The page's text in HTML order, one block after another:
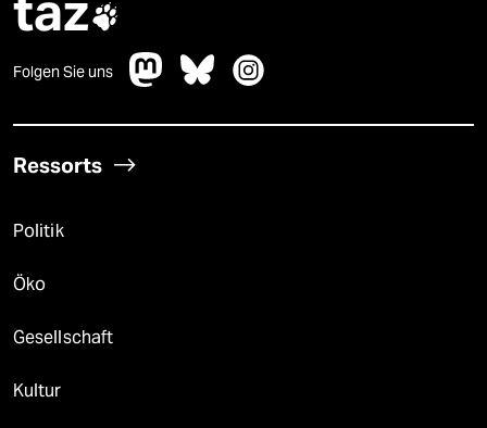

Folgen Sie uns
Ressorts
Politik
Öko
Gesellschaft
Kultur